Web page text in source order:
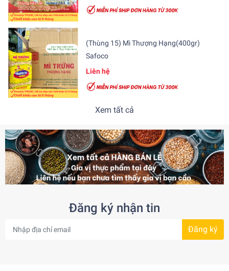
(Thùng 15) Mì Thượng Hạng(400gr)
Safoco
Liên hệ
Xem tất cả
Đăng ký nhận tin
Đăng ký